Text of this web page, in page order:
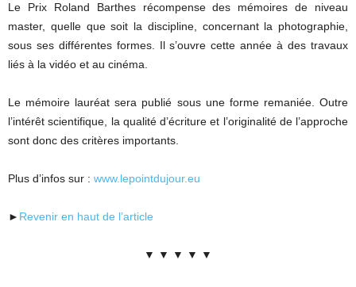
Le Prix Roland Barthes récompense des mémoires de niveau
master, quelle que soit la discipline, concernant la photographie,
sous ses différentes formes. Il s’ouvre cette année à des travaux
liés à la vidéo et au cinéma.
Le mémoire lauréat sera publié sous une forme remaniée. Outre
l’intérêt scientifique, la qualité d’écriture et l’originalité de l’approche
sont donc des critères importants.
Plus d’infos sur : www.lepointdujour.eu
► Revenir en haut de l’article
▼ ▼ ▼ ▼ ▼